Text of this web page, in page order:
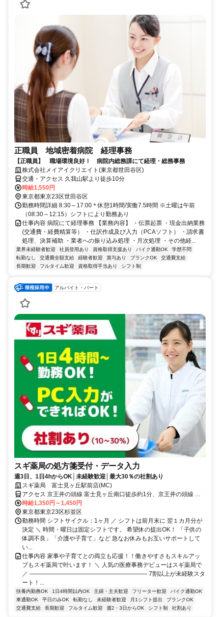
正職員 地域密着病院 経理事務
【正職員】 職場環境良好！ 病院内総務課にて経理・総務事務
株式会社メイアイクリエイト(東京都世田谷区)
交通・アクセス 久我山駅より徒歩10分
時給1,550円
東京都東京23区世田谷区
勤務時間詳細 8:30～17:00＊休憩1時間/実働7.5時間 ※土曜は午前
（08:30～12:15）シフトにより勤務あり
仕事内容 病院にて経理事務 【業務内容】 ・伝票起票 ・現金出納業務
(交通費・経費精算等） ・仕訳作成及び入力（PCAソフト） ・請求書
処理、決算補助 ・業者への振り込み処理 ・月次処理 ・その他経...
業界未経験者歓迎 社員登用あり 資格取得支援あり バイク通勤OK
学歴不問
転勤なし
交通費全額支給 経験者歓迎 賞与あり ブランクOK
交通費支給
長期歓迎
フルタイム歓迎 資格取得手当あり シフト制
アルバイト・パート
スギ薬局の処方箋受付・データ入力
週3日、1日4hからOK│未経験歓迎│最大30％の社割あり
スギ薬局 富士見ヶ丘駅前店(MC)
アクセス 京王井の頭線 富士見ヶ丘南口徒歩約1分、京王井の頭線 高
井戸徒歩約10分、京王井の頭線 久我山南口徒歩約11分
時給1,350円～1,450円
東京都東京23区杉並区
勤務時間 シフトサイクル：1ヶ月 ／ シフトは前月末に 翌１カ月分が
決定 ＼ 時間・曜日は固定シフトです。 希望休の提出OK！ 「子供の
体調不良」「介護や子育て」など 急なお休みもお互いサポートして
い...
仕事内容 家事や子育てとの両立も応援！！働きやすさもスキルアッ
プもスギ薬局で叶います！ ＼ 人気の医療事務デビューはスギ薬局で
／ ―――――――――――――――――――― 7割以上が未経験スタ
ート！...
扶養内勤務OK 1日4時間以内OK 主婦・主夫歓迎 フリーター歓迎
バイク通勤OK
車通勤OK
平日のみOK 転勤なし 未経験者歓迎 月1シフト提出
ブランクOK
交通費支給
長期歓迎 フルタイム歓迎 週2・3日からOK シフト制 社割あり